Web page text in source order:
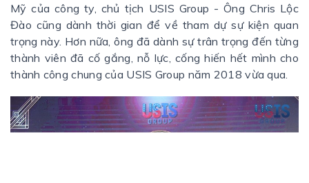
Mỹ của công ty, chủ tịch USIS Group - Ông Chris Lộc
Đào cũng dành thời gian để về tham dự sự kiện quan
trọng này. Hơn nữa, ông đã dành sự trân trọng đến từng
thành viên đã cố gắng, nỗ lực, cống hiến hết mình cho
thành công chung của USIS Group năm 2018 vừa qua.